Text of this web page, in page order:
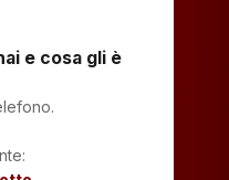
e cosa gli è